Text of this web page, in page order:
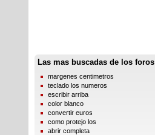
Las mas buscadas de los foros
margenes centimetros
teclado los numeros
escribir arriba
color blanco
convertir euros
como protejo los
abrir completa